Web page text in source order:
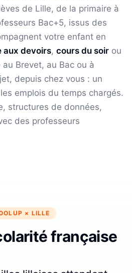
de Lille, de la primaire à
Bac+5, issus des
votre enfant en
aux devoirs, cours du soir ou
Brevet, au Bac ou à
depuis chez vous : un
emplois du temps chargés.
structures de données,
des professeurs
× LILLE
française